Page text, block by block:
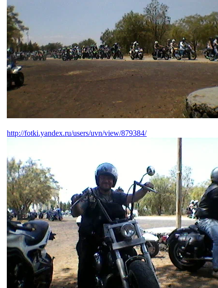
http://fotki.yandex.ru/users/uvn/view/879384/